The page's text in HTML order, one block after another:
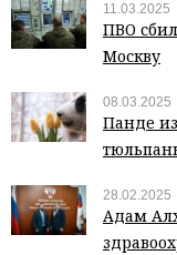
11.03.2025
ПВО
Москву
08.03.2025
Панде
28.02.2025
Адам